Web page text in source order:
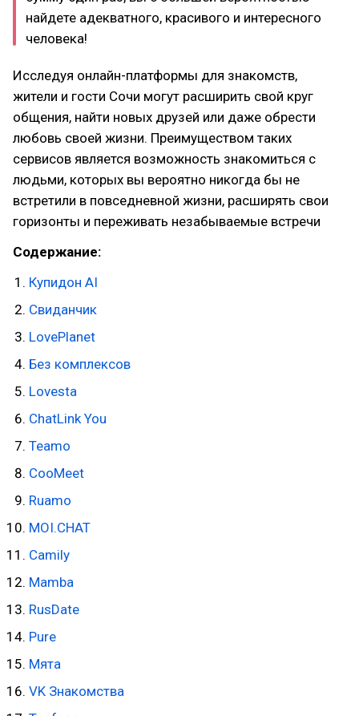
найдете адекватного, красивого и интересного
человека!
Исследуя онлайн-платформы для знакомств,
жители и гости Сочи могут расширить свой круг
общения, найти новых друзей или даже обрести
любовь своей жизни. Преимуществом таких
сервисов является возможность знакомиться с
людьми, которых вы вероятно никогда бы не
встретили в повседневной жизни, расширять свои
горизонты и переживать незабываемые встречи
Содержание:
Купидон AI
Свиданчик
LovePlanet
Без комплексов
Lovesta
ChatLink You
Teamo
CooMeet
Ruamo
MOI.CHAT
Camily
Mamba
RusDate
Pure
Мята
VK Знакомства